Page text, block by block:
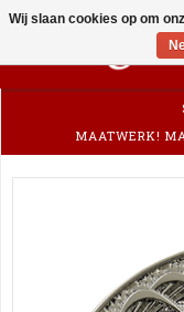
MAATWERK!
Wij slaan cookies op om